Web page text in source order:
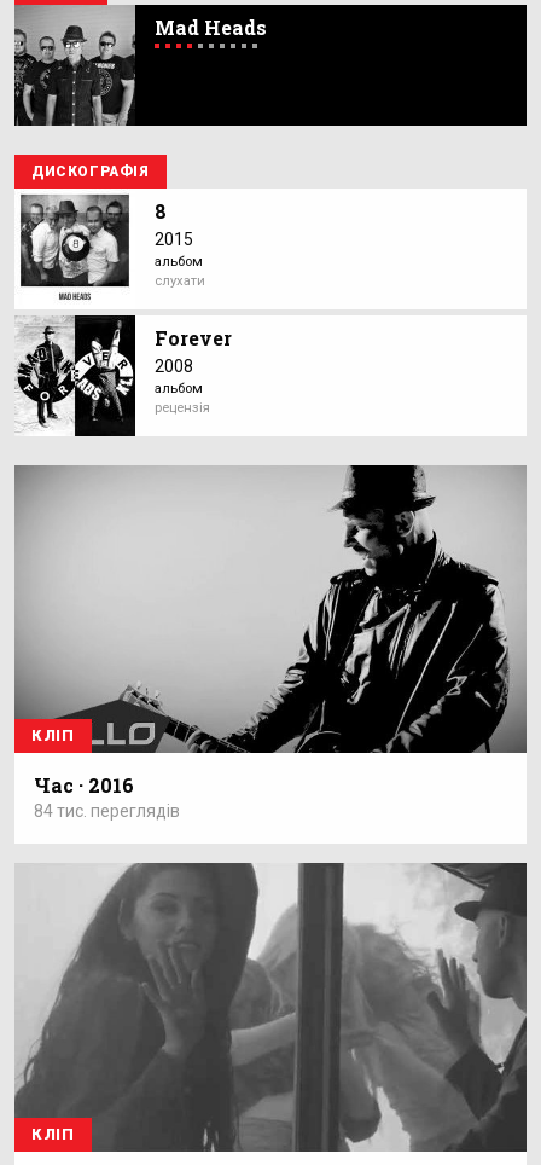
Mad Heads
ДИСКОГРАФІЯ
8
2015
альбом
слухати
Forever
2008
альбом
рецензія
КЛІП
Час · 2016
84 тис. переглядів
КЛІП